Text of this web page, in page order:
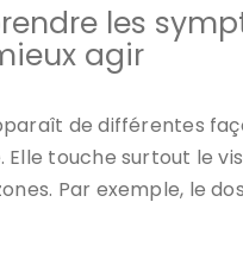
les
agir
de différentes
Elle touche surtout le
Par exemple, le